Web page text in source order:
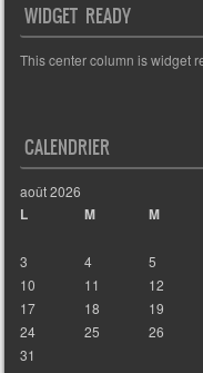
WIDGET READY
This center column is widget
CALENDRIER
août 2026
L M M
3
4 5
10
11 12
17
18 19
24
25 26
31